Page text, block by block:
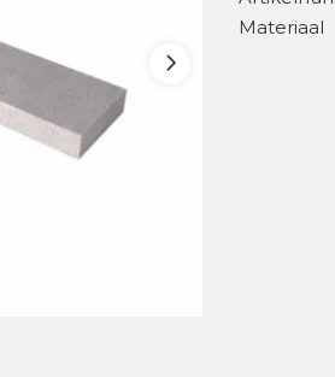
Materiaal